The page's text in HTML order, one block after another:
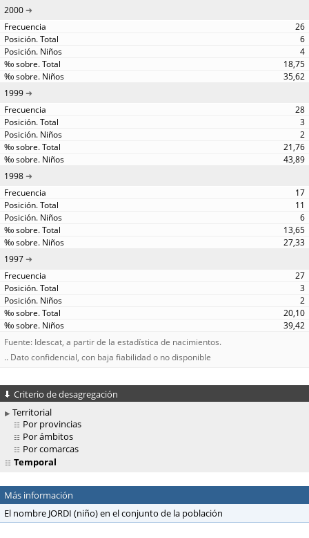
2000
26
6
4
18,75
35,62
1999
28
3
2
21,76
43,89
1998
17
11
6
13,65
27,33
1997
27
3
2
20,10
39,42
Fuente: Idescat, a partir de la estadística de nacimientos.
.. Dato confidencial, con baja fiabilidad o no disponible
Criterio de desagregación
Territorial
Por provincias
Por ámbitos
Por comarcas
Temporal
Más información
El nombre JORDI (niño) en el conjunto de la población